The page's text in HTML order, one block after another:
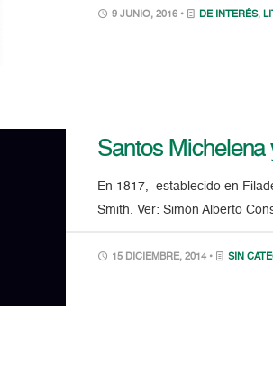
9 JUNIO, 2016 • DE INTERÉS,
Santos
En 1817, establecido en
Smith. Ver: Simón Alberto
15 DICIEMBRE, 2014 • SIN